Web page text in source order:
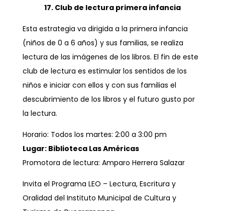
17. Club de lectura primera infancia
Esta estrategia va dirigida a la primera infancia
(niños de 0 a 6 años) y sus familias, se realiza
lectura de las imágenes de los libros. El fin de este
club de lectura es estimular los sentidos de los
niños e iniciar con ellos y con sus familias el
descubrimiento de los libros y el futuro gusto por
la lectura.
Horario: Todos los martes: 2:00 a 3:00 pm
Lugar: Biblioteca Las Américas
Promotora de lectura: Amparo Herrera Salazar
Invita el Programa LEO – Lectura, Escritura y
Oralidad del Instituto Municipal de Cultura y